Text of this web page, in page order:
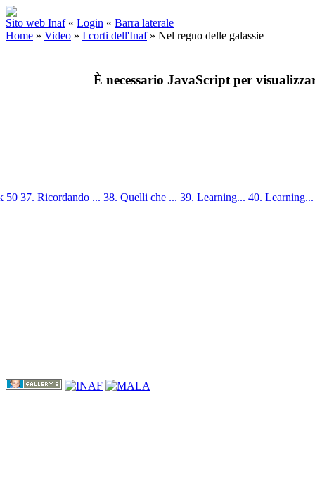
Sito web Inaf « Login « Barra laterale
Home » Video » I corti dell'Inaf» Nel regno delle galassie
È necessario JavaScript per
50 37. Ricordando ... 38. Quelli che ... 39. Learning... 40.